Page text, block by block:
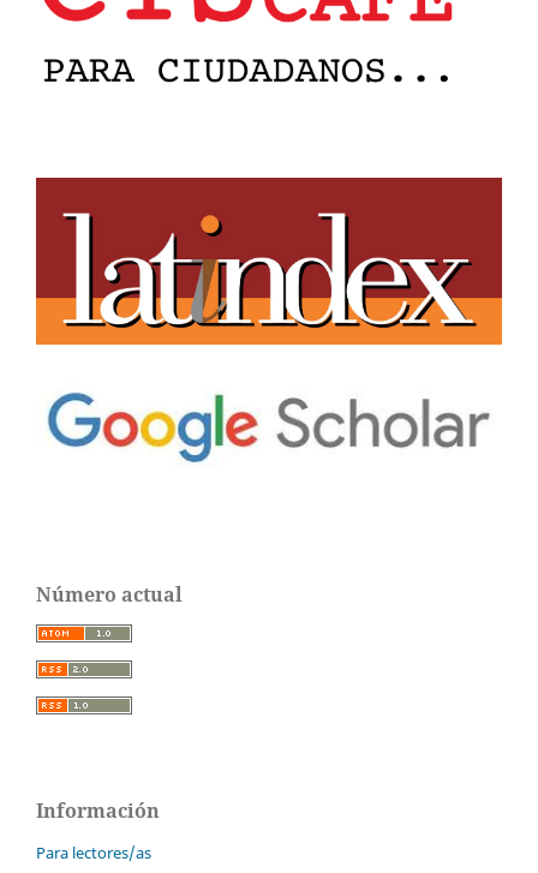
Número actual
Información
Para lectores/as